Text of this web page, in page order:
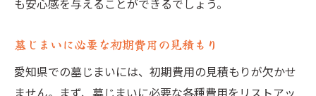
も安心感を与えることができるでしょう。
墓じまいに必要な初期費用の見積もり
愛知県での墓じまいには、初期費用の見積もりが欠かせ
ません。まず、墓じまいに必要な各種費用をリストアッ